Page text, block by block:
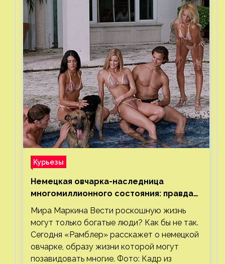
Курьезы
Немецкая овчарка-наследница
многомиллионного состояния: правда
или миф
Мира Маркина Вести роскошную жизнь
могут только богатые люди? Как бы не так.
Сегодня «Рамблер» расскажет о немецкой
овчарке, образу жизни которой могут
позавидовать многие. Фото: Кадр из